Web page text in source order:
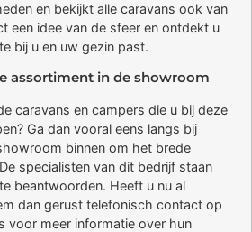
en bekijkt alle caravans ook van
een idee van de sfeer en ontdekt u
bij u en uw gezin past.
assortiment in de showroom
caravans en campers die u bij deze
Ga dan vooral eens langs bij
binnen om het brede
specialisten van dit bedrijf staan
beantwoorden. Heeft u nu al
dan gerust telefonisch contact op
voor meer informatie over hun